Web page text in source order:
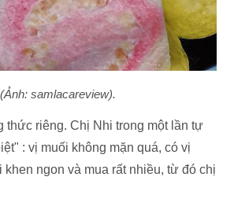
samlacareview).
thức riêng. Chị Nhi trong một lần tự
: vị muối không mặn quá, có vị
ngon và mua rất nhiều, từ đó chị